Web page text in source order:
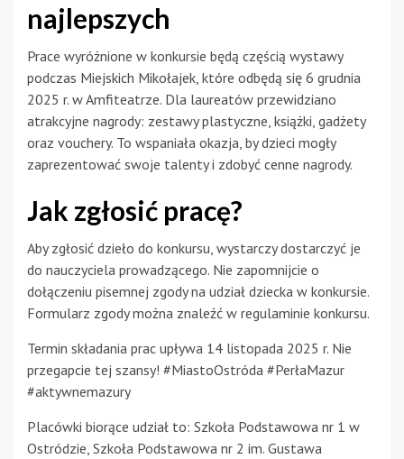
najlepszych
Prace wyróżnione w konkursie będą częścią wystawy
podczas Miejskich Mikołajek, które odbędą się 6 grudnia
2025 r. w Amfiteatrze. Dla laureatów przewidziano
atrakcyjne nagrody: zestawy plastyczne, książki, gadżety
oraz vouchery. To wspaniała okazja, by dzieci mogły
zaprezentować swoje talenty i zdobyć cenne nagrody.
Jak zgłosić pracę?
Aby zgłosić dzieło do konkursu, wystarczy dostarczyć je
do nauczyciela prowadzącego. Nie zapomnijcie o
dołączeniu pisemnej zgody na udział dziecka w konkursie.
Formularz zgody można znaleźć w regulaminie konkursu.
Termin składania prac upływa 14 listopada 2025 r. Nie
przegapcie tej szansy! #MiastoOstróda #PerłaMazur
#aktywnemazury
Placówki biorące udział to: Szkoła Podstawowa nr 1 w
Ostródzie, Szkoła Podstawowa nr 2 im. Gustawa